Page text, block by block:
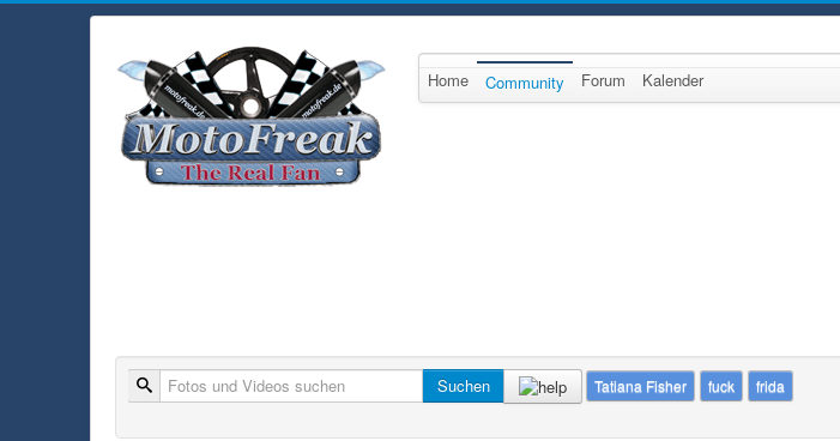
Home Community Forum Kalender
Suche Suchen Tatiana Fisher fuck frida